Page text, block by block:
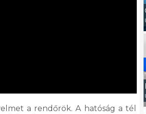
a rendőrök. A hatóság a tél